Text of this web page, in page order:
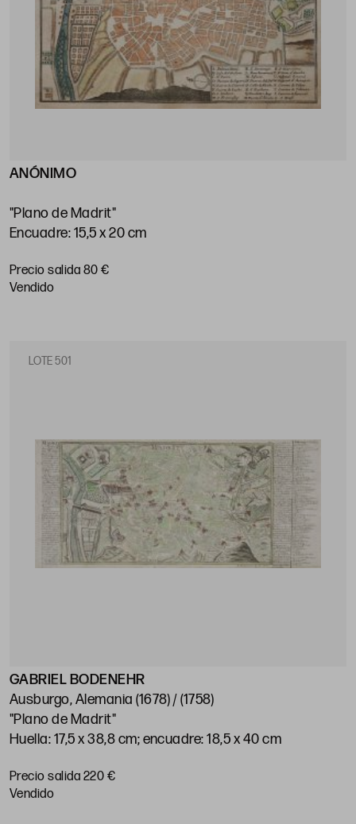
ANÓNIMO
"Plano de Madrit"
Encuadre: 15,5 x 20 cm
Precio salida 80 €
vendido
LOTE 501
GABRIEL BODENEHR
Ausburgo, Alemania (1678) / (1758)
"Plano de Madrit"
Huella: 17,5 x 38,8 cm; encuadre: 18,5 x 40 cm
Precio salida 220 €
vendido